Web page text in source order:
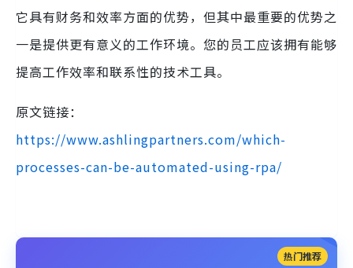
它具有财务和效率方面的优势，但其中最重要的优势之
一是提供更有意义的工作环境。您的员工应该拥有能够
提高工作效率和联系性的技术工具。
原文链接：
https://www.ashlingpartners.com/which-
processes-can-be-automated-using-rpa/
热门推荐